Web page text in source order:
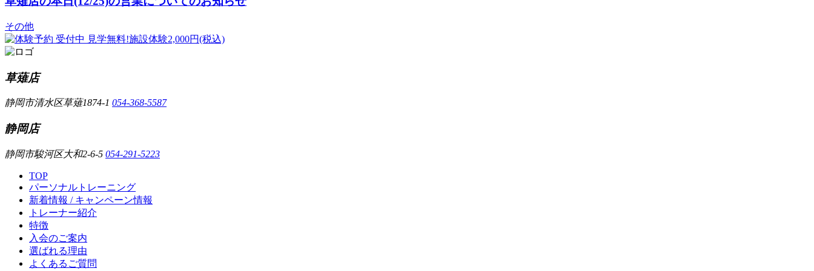
その他
草薙店
静岡市清水区草薙1874-1 054-368-5587
静岡店
静岡市駿河区大和2-6-5 054-291-5223
TOP
パーソナルトレーニング
新着情報 / キャンペーン情報
トレーナー紹介
特徴
入会のご案内
選ばれる理由
よくあるご質問